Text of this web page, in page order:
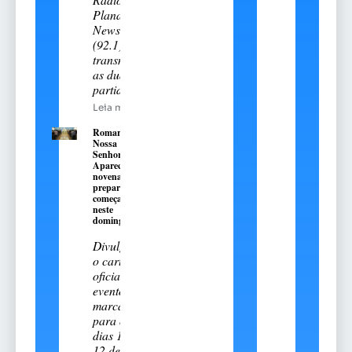
Planalto
News
(92.1)
transmitiu
as duas
partidas
Leia mais
Romaria de
Nossa
Senhora
Aparecida:
novena
preparatória
começa
neste
domingo, 9
Divulgado
o cartal
oficial do
evento
marcado
para os
dias 11 e